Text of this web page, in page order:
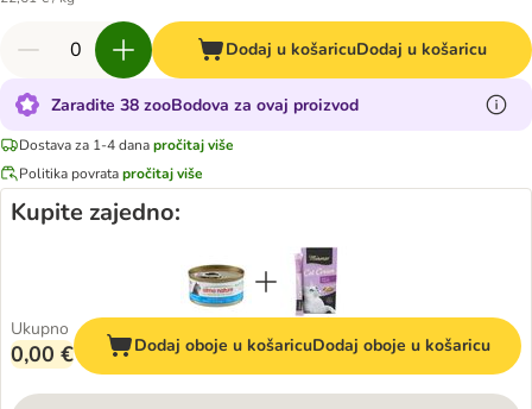
Dodaj u košaricuDodaj u košaricu
Zaradite 38 zooBodova za ovaj proizvod
Dostava za 1-4 danapročitaj više
Politika povratapročitaj više
Kupite zajedno:
Ukupno
0,00 € Dodaj oboje u košaricuDodaj oboje u košaricu